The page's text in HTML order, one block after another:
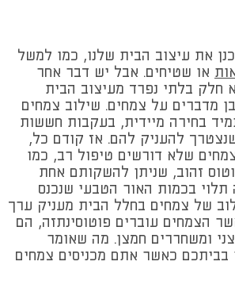
את עיצוב הבית שלנו, כמו למשל
או שטיחים. אבל יש דבר אחר
חלק בלתי נפרד מעיצוב הבית
מדברים על צמחים. שילוב צמחים
בחירה מיידית, בעקבות חששות
להעניק להם. אז קודם כל,
שלא דורשים טיפול רב, כמו
זהוב, שניתן להשקותם אחת
תלוי בכמות האור הטבעי שנכנס
של צמחים בחלל הבית מעניק ערך
הצמחים עוברים פוטוסינתזה, הם
ומשחררים חמצן. מה שאומר
בביתכם כאשר אתם מכניסים צמחים